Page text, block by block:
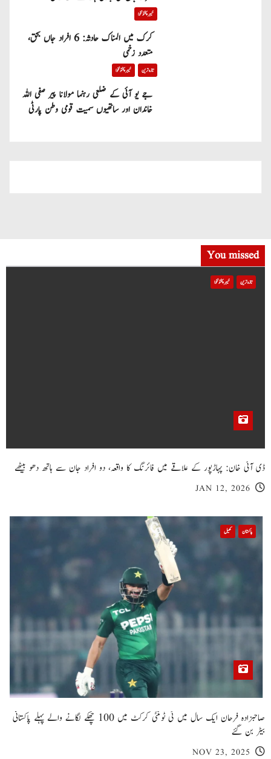
خیبر پختونخوا
کرک میں المناک حادثہ: 6 افراد جاں بحق،
متعدد زخمی
تازہ ترین خیبر پختونخوا
جے یو آئی کے ضلعی رہنما مولانا پیر صفی اللہ
خاندان اور ساتھیوں سمیت قومی وطن پارٹی
You missed
تازہ ترین خیبر پختونخوا
ڈی آئی خان: پہاڑپور کے علاقے میں فائرنگ کا واقعہ، دو افراد جان سے ہاتھ دھو بیٹھے
JAN 12, 2026
پاکستان کھیل
صاحبزادہ فرحان ایک سال میں ٹی ٹوئنٹی کرکٹ میں 100 چھکے لگانے والے پہلے پاکستانی
بیٹر بن گئے
NOV 23, 2025